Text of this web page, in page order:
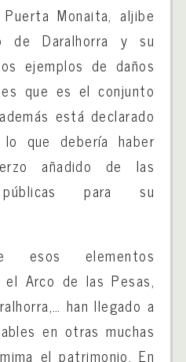
Monaita, aljibe
de Daralhorra y su
ejemplos de daños
que es el conjunto
está declarado
lo que debería haber
añadido de las
públicas para su
elementos
el Arco de las Pesas,
han llegado a
en otras muchas
el patrimonio. En